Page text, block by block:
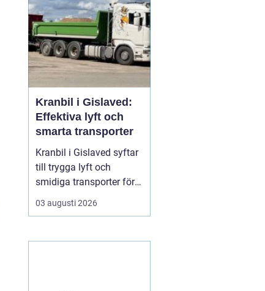
Kranbil i Gislaved:
Effektiva lyft och
smarta transporter
Kranbil i Gislaved syftar
till trygga lyft och
smidiga transporter för
både privatpersoner och
företag i
tunga byggmaterial,
03 augusti 2026